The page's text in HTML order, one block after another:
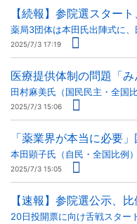
【続報】参院選スター
薬局3団体は本田氏出陣式に、
2025/7/3 17:19
医療提供体制の問題「み
田村麻美氏（国民民主・全国
2025/7/3 15:06
「薬業界が本当に必要
本田顕子氏（自民・全国比例
2025/7/3 15:05
【速報】参院選公示、
20日投開票に向け舌戦スター